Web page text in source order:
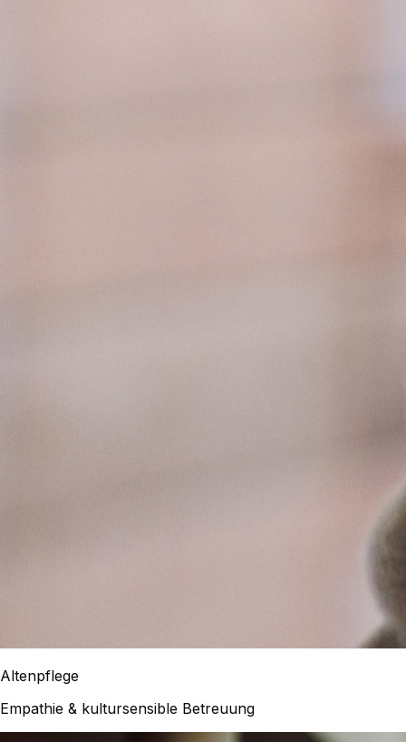
Altenpflege
Empathie & kultursensible Betreuung